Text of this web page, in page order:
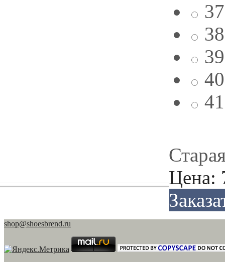
37
38
39
40
41
Цена:
shop@shoesbrend.ru